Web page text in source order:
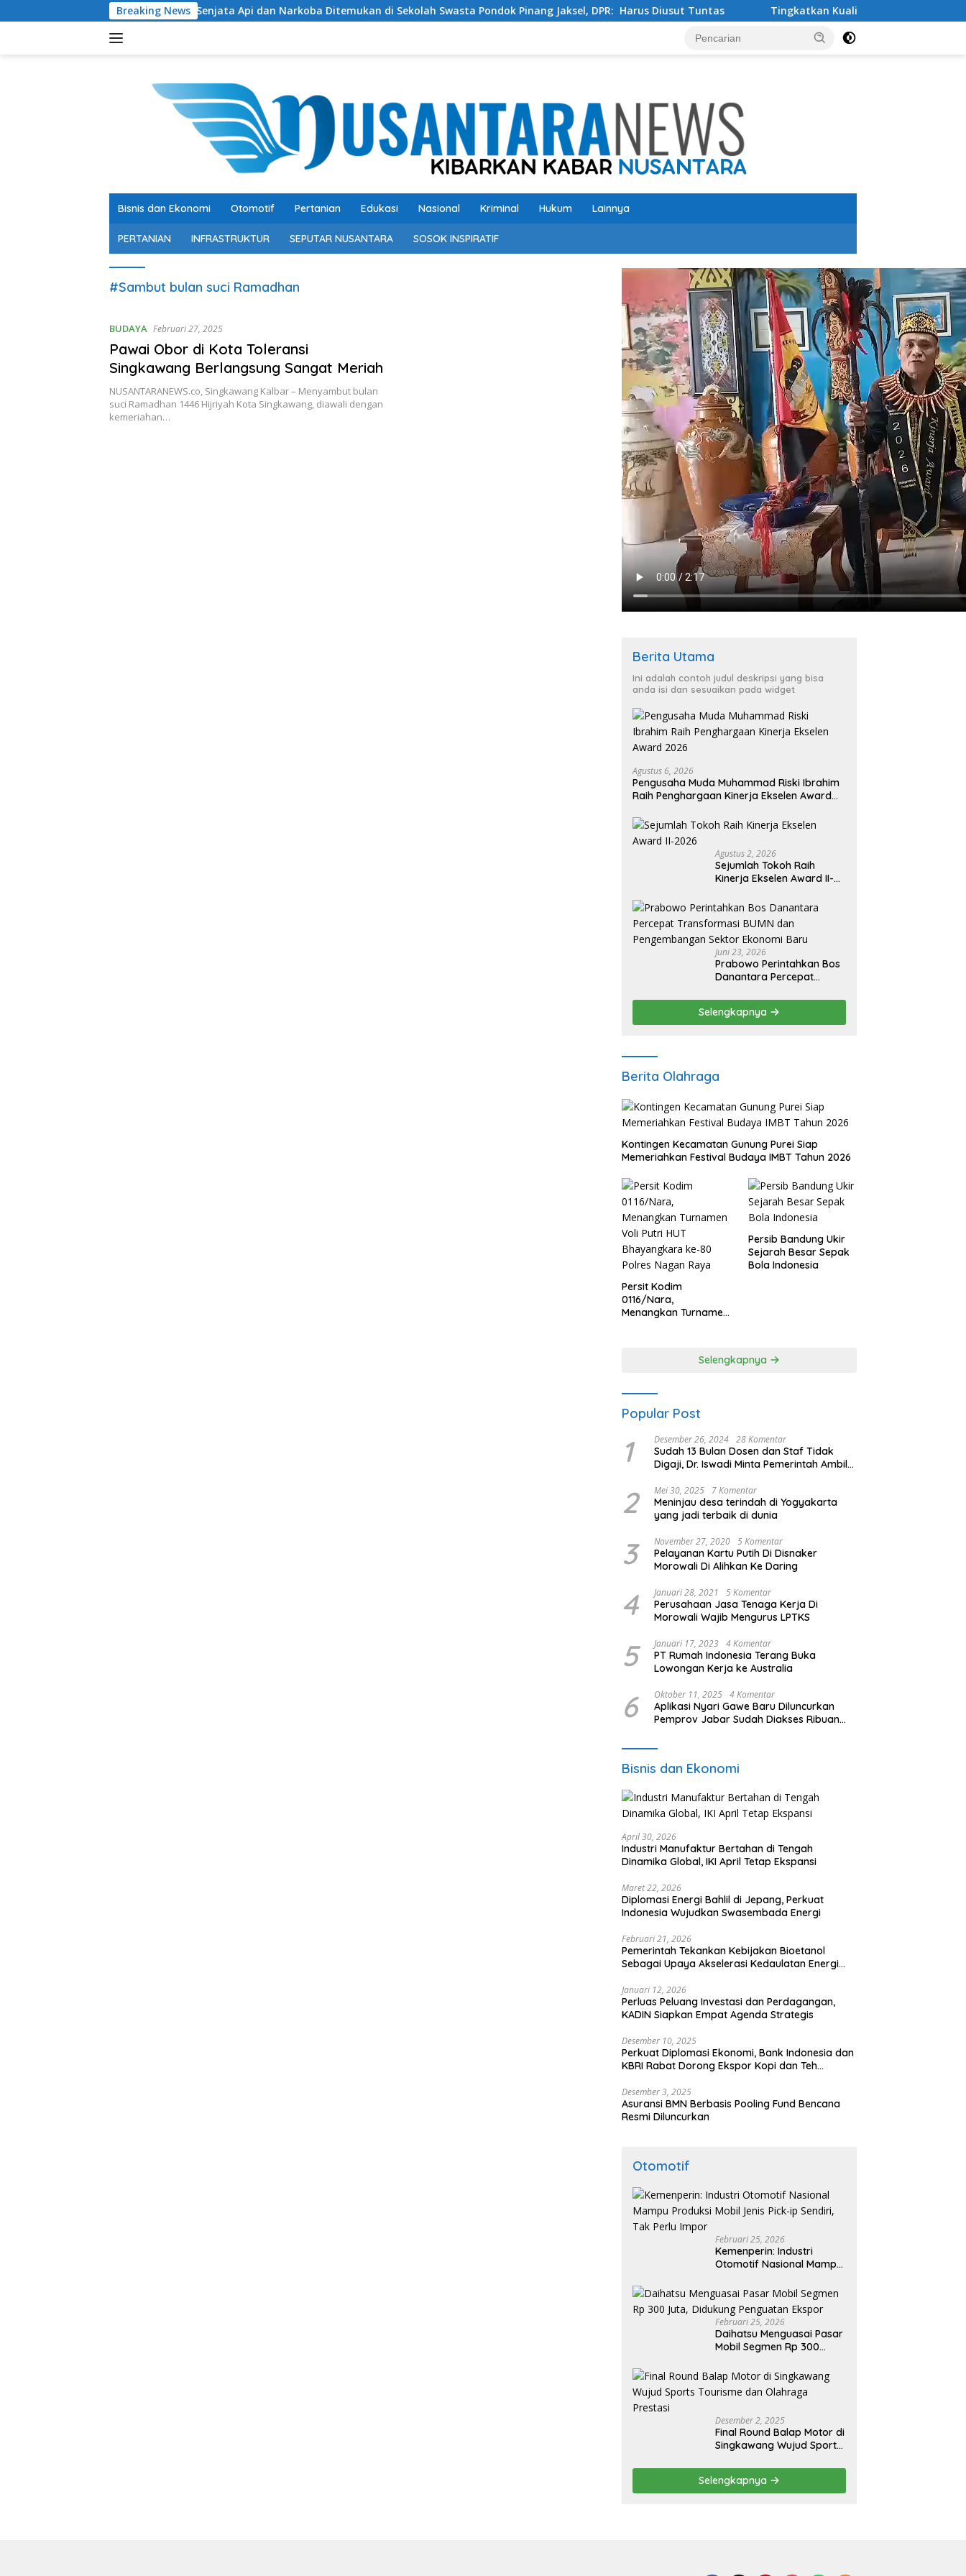
ke
Breaking News
Ratusan Senjata Api dan Narkoba Ditemukan di Sekolah Swasta Pondok Pinang Jaksel, DPR: Harus Diusut Tuntas Tingkatkan Kualitas Pendidikan , PT IMIP dan Dinas
Bisnis dan Ekonomi Otomotif Pertanian Edukasi Nasional Kriminal Hukum Lainnya
PERTANIAN INFRASTRUKTUR SEPUTAR NUSANTARA SOSOK INSPIRATIF
#Sambut bulan suci Ramadhan
BUDAYA Februari 27, 2025
Pawai Obor di Kota Toleransi
Singkawang Berlangsung Sangat Meriah
NUSANTARANEWS.co, Singkawang Kalbar – Menyambut bulan
suci Ramadhan 1446 Hijriyah Kota Singkawang, diawali dengan
kemeriahan…
Berita Utama
Ini adalah contoh judul deskripsi yang bisa
anda isi dan sesuaikan pada widget
Agustus 6, 2026
Pengusaha Muda Muhammad Riski Ibrahim
Raih Penghargaan Kinerja Ekselen Award
Agustus 2, 2026
Sejumlah Tokoh Raih
Kinerja Ekselen Award II-
Juni 23, 2026
Prabowo Perintahkan Bos
Danantara Percepat
Pengembangan Sektor
Ekonomi Baru
Selengkapnya
Berita Olahraga
Kontingen Kecamatan Gunung Purei Siap
Memeriahkan Festival Budaya IMBT Tahun 2026
Persit Kodim
0116/Nara,
Menangkan Turnamen
Persib Bandung Ukir
Sejarah Besar Sepak
Bola Indonesia
Selengkapnya
Popular Post
1 Desember 26, 2024 28 Komentar
Sudah 13 Bulan Dosen dan Staf Tidak
Digaji, Dr. Iswadi Minta Pemerintah Ambil
2 Mei 30, 2025 7 Komentar
Meninjau desa terindah di Yogyakarta
yang jadi terbaik di dunia
3 November 27, 2020 5 Komentar
Pelayanan Kartu Putih Di Disnaker
Morowali Di Alihkan Ke Daring
4 Januari 28, 2021 5 Komentar
Perusahaan Jasa Tenaga Kerja Di
Morowali Wajib Mengurus LPTKS
5 Januari 17, 2023 4 Komentar
PT Rumah Indonesia Terang Buka
Lowongan Kerja ke Australia
6 Oktober 11, 2025 4 Komentar
Aplikasi Nyari Gawe Baru Diluncurkan
Pemprov Jabar Sudah Diakses Ribuan
Bisnis dan Ekonomi
April 30, 2026
Industri Manufaktur Bertahan di Tengah
Dinamika Global, IKI April Tetap Ekspansi
Maret 22, 2026
Diplomasi Energi Bahlil di Jepang, Perkuat
Indonesia Wujudkan Swasembada Energi
Februari 21, 2026
Pemerintah Tekankan Kebijakan Bioetanol
Sebagai Upaya Akselerasi Kedaulatan Energi
Januari 12, 2026
Perluas Peluang Investasi dan Perdagangan,
KADIN Siapkan Empat Agenda Strategis
Desember 10, 2025
Perkuat Diplomasi Ekonomi, Bank Indonesia dan
KBRI Rabat Dorong Ekspor Kopi dan Teh
Desember 3, 2025
Asuransi BMN Berbasis Pooling Fund Bencana
Resmi Diluncurkan
Otomotif
Februari 25, 2026
Kemenperin: Industri
Otomotif Nasional Mampu
ip Sendiri, Tak Perlu Impor
Februari 25, 2026
Daihatsu Menguasai Pasar
Mobil Segmen Rp 300
Ekspor
Desember 2, 2025
Final Round Balap Motor di
Singkawang Wujud Sports
Prestasi
Selengkapnya